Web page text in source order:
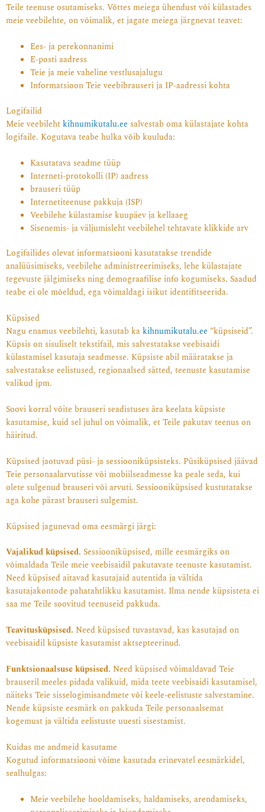
Teile teenuse osutamiseks. Võttes meiega ühendust või külastades
meie veebilehte, on võimalik, et jagate meiega järgnevat teavet:
Ees- ja perekonnanimi
E-posti aadress
Teie ja meie vaheline vestlusajalugu
Informatsioon Teie veebibrauseri ja IP-aadressi kohta
Logifailid
Meie veebileht kihnumikutalu.ee salvestab oma külastajate kohta
logifaile. Kogutava teabe hulka võib kuuluda:
Kasutatava seadme tüüp
Interneti-protokolli (IP) aadress
brauseri tüüp
Internetiteenuse pakkuja (ISP)
Veebilehe külastamise kuupäev ja kellaaeg
Sisenemis- ja väljumisleht veebilehel tehtavate klikkide arv
Logifailides olevat informatsiooni kasutatakse trendide
analüüsimiseks, veebilehe administreerimiseks, lehe külastajate
tegevuste jälgimiseks ning demograafilise info kogumiseks. Saadud
teabe ei ole mõeldud, ega võimaldagi isikut identifitseerida.
Küpsised
Nagu enamus veebilehti, kasutab ka kihnumikutalu.ee “küpsiseid”.
Küpsis on sisuliselt tekstifail, mis salvestatakse veebisaidi
külastamisel kasutaja seadmesse. Küpsiste abil määratakse ja
salvestatakse eelistused, regionaalsed sätted, teenuste kasutamise
valikud jpm.
Soovi korral võite brauseri seadistuses ära keelata küpsiste
kasutamise, kuid sel juhul on võimalik, et Teile pakutav teenus on
häiritud.
Küpsised jaotuvad püsi- ja sessiooniküpsisteks. Püsiküpsised jäävad
Teie personaalarvutisse või mobiilseadmesse ka peale seda, kui
olete sulgenud brauseri või arvuti. Sessiooniküpsised kustutatakse
aga kohe pärast brauseri sulgemist.
Küpsised jagunevad oma eesmärgi järgi:
Vajalikud küpsised. Sessiooniküpsised, mille eesmärgiks on
võimaldada Teile meie veebisaidil pakutavate teenuste kasutamist.
Need küpsised aitavad kasutajaid autentida ja vältida
kasutajakontode pahatahtlikku kasutamist. Ilma nende küpsisteta ei
saa me Teile soovitud teenuseid pakkuda.
Teavitusküpsised. Need küpsised tuvastavad, kas kasutajad on
veebisaidil küpsiste kasutamist aktsepteerinud.
Funktsionaalsuse küpsised. Need küpsised võimaldavad Teie
brauseril meeles pidada valikuid, mida teete veebisaidi kasutamisel,
näiteks Teie sisselogimisandmete või keele-eelistuste salvestamine.
Nende küpsiste eesmärk on pakkuda Teile personaalsemat
kogemust ja vältida eelistuste uuesti sisestamist.
Kuidas me andmeid kasutame
Kogutud informatsiooni võime kasutada erinevatel eesmärkidel,
sealhulgas:
Meie veebilehe hooldamiseks, haldamiseks, arendamiseks,